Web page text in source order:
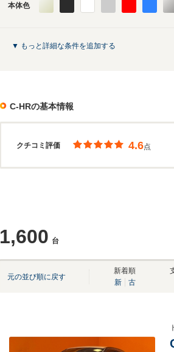
本体色
▼ もっと詳細な条件を追加する
C-HRの基本情報
クチコミ評価 4.6点
1,600 台
元の並び順に戻す
新着順
新
古